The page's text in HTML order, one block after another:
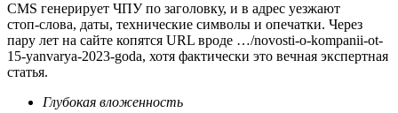
CMS генерирует ЧПУ по заголовку, и в адрес уезжают
стоп‑слова, даты, технические символы и опечатки. Через
пару лет на сайте копятся URL вроде …/novosti-o-kompanii-ot-
15-yanvarya-2023-goda, хотя фактически это вечная экспертная
статья.
Глубокая вложенность